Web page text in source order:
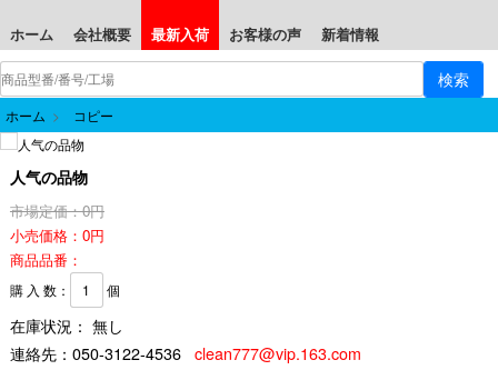
ホーム 会社概要 最新入荷 お客様の声 新着情報
ホーム > コピー
人气の品物
市場定価：0円
小売価格：0円
商品品番：
購 入 数： 個
在庫状況： 無し
連絡先： 050-3122-4536 clean777@vip.163.com